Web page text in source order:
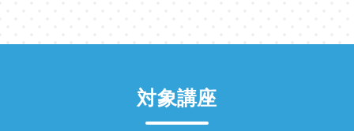
対象講座